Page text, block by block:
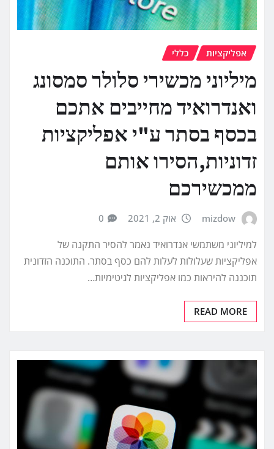
אפליקציות כללי
מיליוני מכשירי סלולר סמסונג
ואנדרואיד מחייבים אתכם
בכסף בסתר ע"י אפליקציות
זדוניות,הסירו אותם
ממכשירכם
mizdow אוק 2, 2021 0
למיליוני משתמשי אנדרואיד נאמר להסיר התקנה של
אפליקציות שעלולות לעלות להם כסף בסתר. התוכנה הזדונית
תוכננה להיראות כמו אפליקציות לגיטימיות…
READ MORE